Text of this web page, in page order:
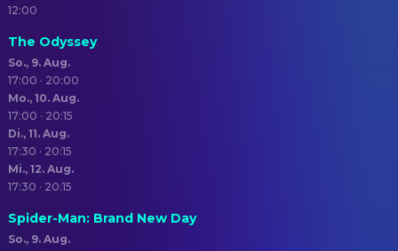
12:00
The Odyssey
So., 9. Aug.
17:00 · 20:00
Mo., 10. Aug.
17:00 · 20:15
Di., 11. Aug.
17:30 · 20:15
Mi., 12. Aug.
17:30 · 20:15
Spider-Man: Brand New Day
So., 9. Aug.